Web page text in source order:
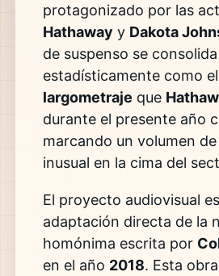
protagonizado por las
Hathaway y Dakota
de suspenso se consolida
estadísticamente como el
largometraje que
durante el presente año
marcando un volumen
inusual en la cima del
El proyecto audiovisual
adaptación directa de la
homónima escrita por
en el año 2018. Esta